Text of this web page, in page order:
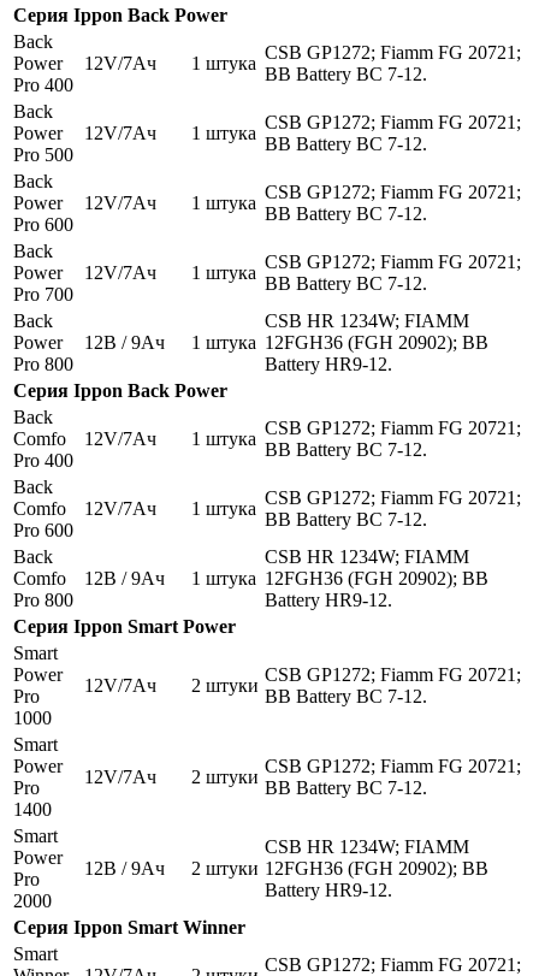
Серия Ippon Back Power
Back
Power
Pro 400
12V/7Aч 1 штука
CSB GP1272; Fiamm FG 20721;
BB Battery BC 7-12.
Back
Power
Pro 500
12V/7Aч 1 штука
CSB GP1272; Fiamm FG 20721;
BB Battery BC 7-12.
Back
Power
Pro 600
12V/7Aч 1 штука
CSB GP1272; Fiamm FG 20721;
BB Battery BC 7-12.
Back
Power
Pro 700
12V/7Aч 1 штука
CSB GP1272; Fiamm FG 20721;
BB Battery BC 7-12.
Back
Power
Pro 800
12В / 9Ач 1 штука
CSB HR 1234W; FIAMM
12FGH36 (FGH 20902); BB
Battery HR9-12.
Серия Ippon Back Power
Back
Comfo
Pro 400
12V/7Aч 1 штука
CSB GP1272; Fiamm FG 20721;
BB Battery BC 7-12.
Back
Comfo
Pro 600
12V/7Aч 1 штука
CSB GP1272; Fiamm FG 20721;
BB Battery BC 7-12.
Back
Comfo
Pro 800
12В / 9Ач 1 штука
CSB HR 1234W; FIAMM
12FGH36 (FGH 20902); BB
Battery HR9-12.
Серия Ippon Smart Power
Smart
Power
Pro
1000
12V/7Aч 2 штуки
CSB GP1272; Fiamm FG 20721;
BB Battery BC 7-12.
Smart
Power
Pro
1400
12V/7Aч 2 штуки
CSB GP1272; Fiamm FG 20721;
BB Battery BC 7-12.
Smart
Power
Pro
2000
12В / 9Ач 2 штуки
CSB HR 1234W; FIAMM
12FGH36 (FGH 20902); BB
Battery HR9-12.
Серия Ippon Smart Winner
Smart
CSB GP1272; Fiamm FG 20721;